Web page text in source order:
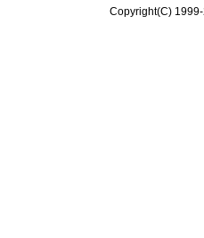
Copyright(C)